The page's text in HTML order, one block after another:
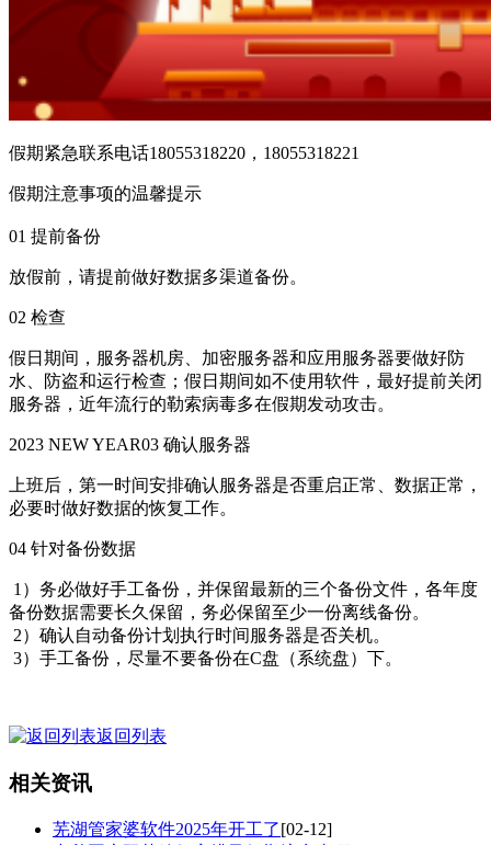
假期紧急联系电话18055318220，18055318221
假期注意事项的温馨提示
01 提前备份
放假前，请提前做好数据多渠道备份。
02 检查
假日期间，服务器机房、加密服务器和应用服务器要做好防
水、防盗和运行检查；假日期间如不使用软件，最好提前关闭
服务器，近年流行的勒索病毒多在假期发动攻击。
2023 NEW YEAR03 确认服务器
上班后，第一时间安排确认服务器是否重启正常、数据正常，
必要时做好数据的恢复工作。
04 针对备份数据
1）务必做好手工备份，并保留最新的三个备份文件，各年度
备份数据需要长久保留，务必保留至少一份离线备份。
2）确认自动备份计划执行时间服务器是否关机。
3）手工备份，尽量不要备份在C盘（系统盘）下。
返回列表
相关资讯
芜湖管家婆软件2025年开工了[02-12]